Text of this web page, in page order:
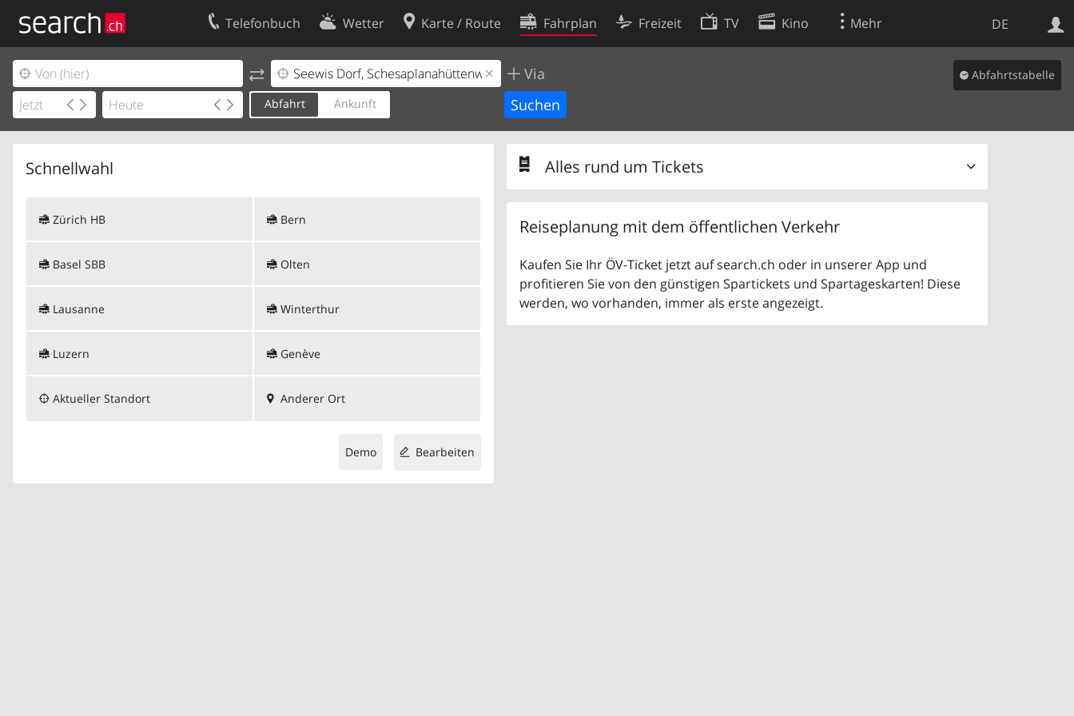
DE
Telefonbuch Wetter Karte / Route Fahrplan Freizeit TV Kino Mehr
Via
Abfahrt Ankunft
Abfahrtstabelle
Schnellwahl
Zürich HB
Basel SBB
Lausanne
Luzern
Bern
Olten
Winterthur
Genève
Aktueller Standort Anderer Ort
Bearbeiten
Demo
Alles rund um Tickets
Reiseplanung mit dem öffentlichen Verkehr
Kaufen Sie Ihr ÖV-Ticket jetzt auf search.ch oder in unserer App und
profitieren Sie von den günstigen Spartickets und Spartageskarten! Diese
werden, wo vorhanden, immer als erste angezeigt.
Ihr Eintrag
Kundencenter Geschäftskunden
Kontakt
Nutzungsbedingungen
Cookie-Einstellungen